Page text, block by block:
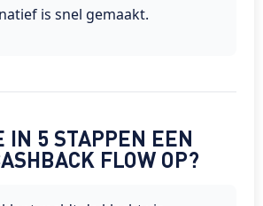
is snel gemaakt.
IN 5 STAPPEN EEN
FLOW OP?